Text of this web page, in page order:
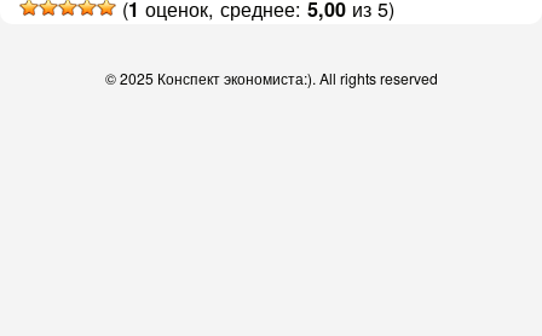
(1 оценок, среднее:5,00 из 5)
© 2025 Конспект экономиста:). All rights reserved